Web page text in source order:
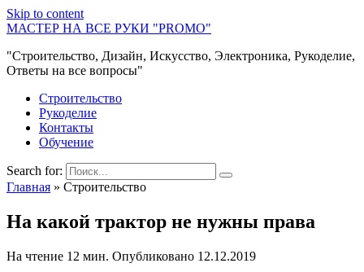
Skip to content
МАСТЕР НА ВСЕ РУКИ "PROMO"
"Строительство, Дизайн, Искусство, Электроника, Рукоделие,
Ответы на все вопросы"
Строительство
Рукоделие
Контакты
Обучение
Search for:
Главная » Строительство
На какой трактор не нужны права
На чтение 12 мин. Опубликовано 12.12.2019